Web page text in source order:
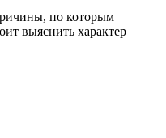
по которым
выяснить характер